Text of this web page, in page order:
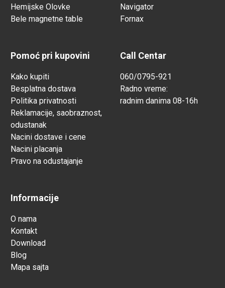
Hemijske Olovke
Bele magnetne table
Navigator
Fornax
Pomoć pri kupovini
Kako kupiti
Besplatna dostava
Politika privatnosti
Reklamacije, saobraznost,
odustanak
Nacini dostave i cene
Nacini placanja
Pravo na odustajanje
Call Centar
060/0795-921
Radno vreme:
radnim danima 08-16h
Informacije
O nama
Kontakt
Download
Blog
Mapa sajta